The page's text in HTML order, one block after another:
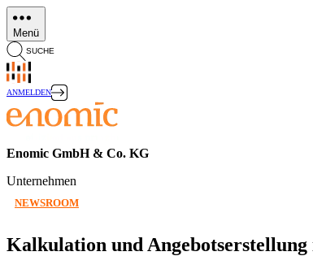
Direkt
zum
Inhalt
Menü
SUCHE
ANMELDEN
Enomic GmbH & Co. KG
Unternehmen
NEWSROOM
Kalkulation und